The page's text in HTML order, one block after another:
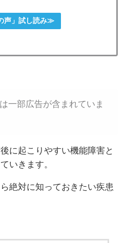
声」試し読み≫
一部広告が含まれていま
に起こりやすい機能障害と
いきます。
絶対に知っておきたい疾患